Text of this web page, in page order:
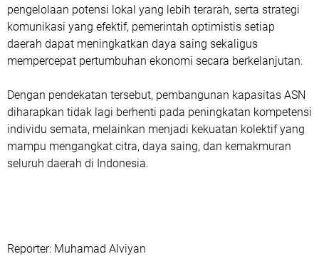
pengelolaan potensi lokal yang lebih terarah, serta strategi
komunikasi yang efektif, pemerintah optimistis setiap
daerah dapat meningkatkan daya saing sekaligus
mempercepat pertumbuhan ekonomi secara berkelanjutan.
Dengan pendekatan tersebut, pembangunan kapasitas ASN
diharapkan tidak lagi berhenti pada peningkatan kompetensi
individu semata, melainkan menjadi kekuatan kolektif yang
mampu mengangkat citra, daya saing, dan kemakmuran
seluruh daerah di Indonesia.
‎Reporter: Muhamad Alviyan